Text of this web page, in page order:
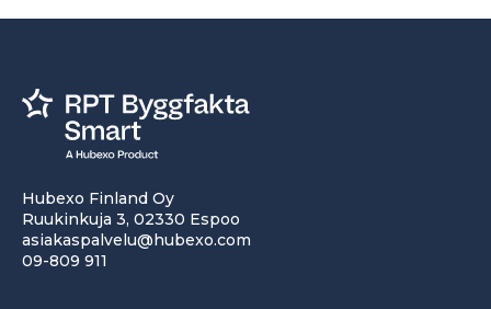
Hubexo Finland Oy
Ruukinkuja 3, 02330 Espoo
asiakaspalvelu@hubexo.com
09-809 911